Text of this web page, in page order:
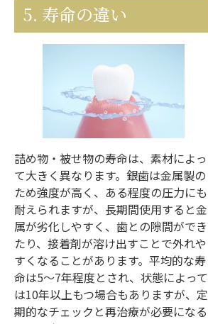
5. 寿命の違い
詰め物・被せ物の寿命は、素材によっ
て大きく異なります。銀歯は金属製の
ため強度が高く、ある程度の圧力にも
耐えられますが、長期間使用すると金
属が劣化しやすく、歯との隙間ができ
たり、接着剤が溶け出すことで外れや
すくなることがあります。平均的な寿
命は5〜7年程度とされ、状態によって
は10年以上もつ場合もありますが、定
期的なチェックと再治療が必要になる